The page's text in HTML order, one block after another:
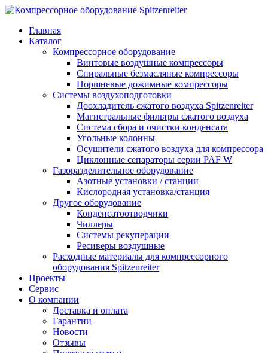
Главная
Каталог
Компрессорное оборудование
Винтовые воздушные компрессоры
Спиральные безмасляные компрессоры
Поршневые дожимные компрессоры
Системы воздухоподготовки
Доохладитель сжатого воздуха Spitzenreiter
Магистральные фильтры сжатого воздуха
Система сбора и очистки конденсата
Угольные колонны
Осушители сжатого воздуха для компрессора
Циклонные сепараторы серии PAF W
Газоразделительное оборудование
Азотные установки / станции
Кислородная установка/станция
Другое оборудование
Конденсатоотводчики
Чиллеры
Системы рекуперации
Ресиверы воздушные
Расходные материалы для компрессорного
оборудования Spitzenreiter
Проекты
Сервис
О компании
Доставка и оплата
Гарантии
Новости
Отзывы